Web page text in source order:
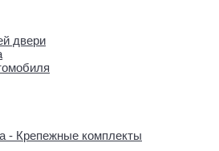
двери
- Крепежные комплекты